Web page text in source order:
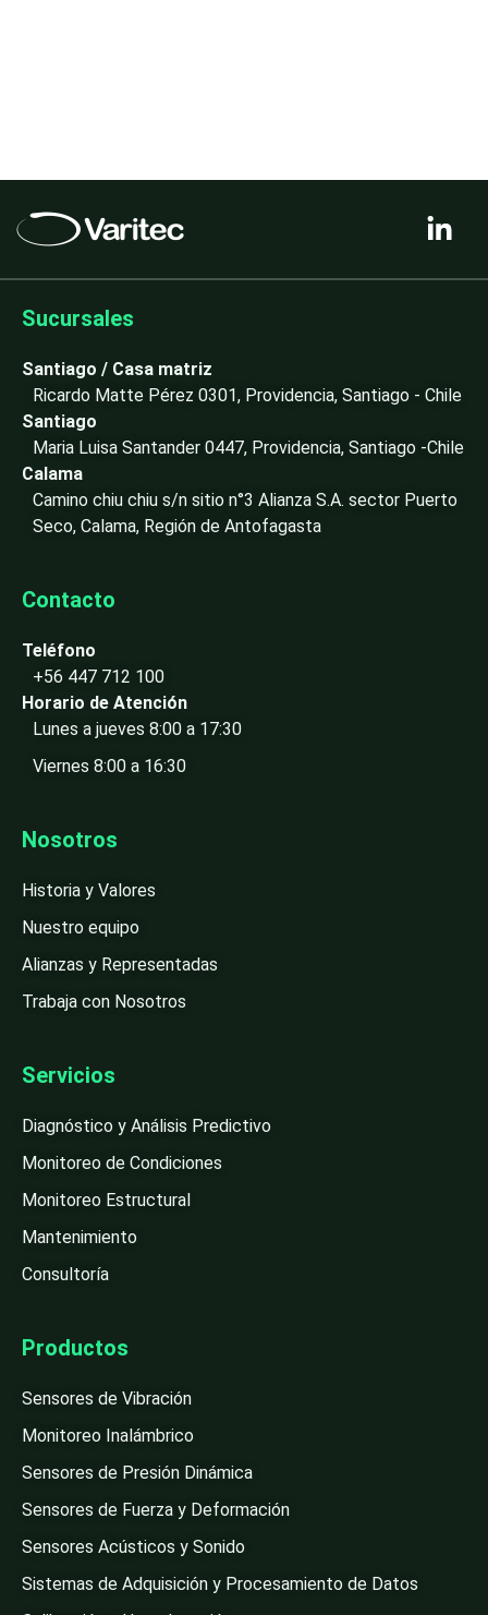
i
k
n
i
Sucursales
Santiago / Casa matriz
Ricardo Matte Pérez 0301, Providencia, Santiago - Chile
Santiago
Maria Luisa Santander 0447, Providencia, Santiago -Chile
Calama
Camino chiu chiu s/n sitio n°3 Alianza S.A. sector Puerto
Seco, Calama, Región de Antofagasta
Contacto
Teléfono
+56 447 712 100
Horario de Atención
Lunes a jueves 8:00 a 17:30
Viernes 8:00 a 16:30
Nosotros
Historia y Valores
Nuestro equipo
Alianzas y Representadas
Trabaja con Nosotros
Servicios
Diagnóstico y Análisis Predictivo
Monitoreo de Condiciones
Monitoreo Estructural
Mantenimiento
Consultoría
Productos
Sensores de Vibración
Monitoreo Inalámbrico
Sensores de Presión Dinámica
Sensores de Fuerza y Deformación
Sensores Acústicos y Sonido
Sistemas de Adquisición y Procesamiento de Datos